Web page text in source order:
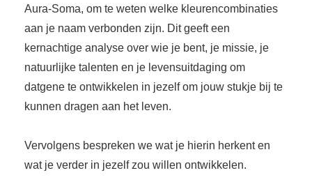
Aura-Soma, om te weten welke kleurencombinaties
aan je naam verbonden zijn. Dit geeft een
kernachtige analyse over wie je bent, je missie, je
natuurlijke talenten en je levensuitdaging om
datgene te ontwikkelen in jezelf om jouw stukje bij te
kunnen dragen aan het leven.
Vervolgens bespreken we wat je hierin herkent en
wat je verder in jezelf zou willen ontwikkelen.
gebruikt
website-